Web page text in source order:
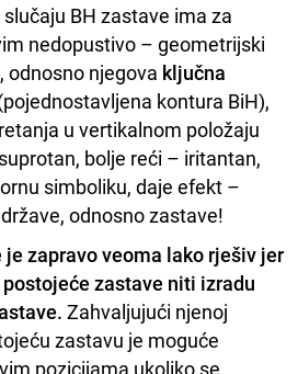
BH zastave ima za
nedopustivo – geometrijski
odnosno njegova ključna
kontura BiH),
u vertikalnom položaju
bolje reći – iritantan,
simboliku, daje efekt –
odnosno zastave!
zapravo veoma lako rješiv jer
zastave niti izradu
Zahvaljujući njenoj
zastavu je moguće
pozicijama ukoliko se